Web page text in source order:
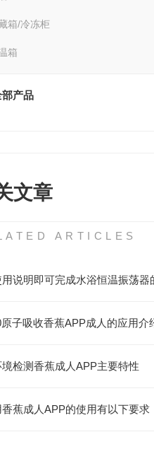
箱/冷冻柜
箱
产品
文章
ARTICLES
说明即可完成水浴恒温振荡器
子吸收香蕉APP成人的应用介
检测香蕉成人APP主要特性
香蕉成人APP的使用有以下要求